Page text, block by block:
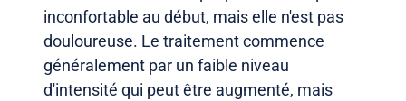
inconfortable au début, mais elle n'est pas
douloureuse. Le traitement commence
généralement par un faible niveau
d'intensité qui peut être augmenté, mais